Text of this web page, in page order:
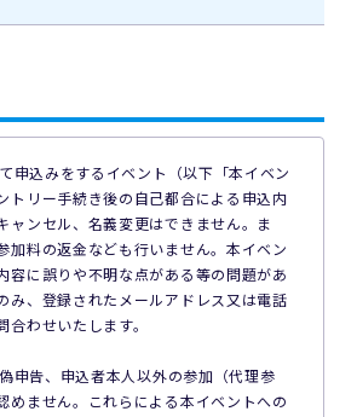
申込みをするイベント（以下「本イベン
トリー手続き後の自己都合による申込内
ャンセル、名義変更はできません。ま
加料の返金なども行いません。本イベン
容に誤りや不明な点がある等の問題があ
み、登録されたメールアドレス又は電話
合わせいたします。
申告、申込者本人以外の参加（代理参
めません。これらによる本イベントへの